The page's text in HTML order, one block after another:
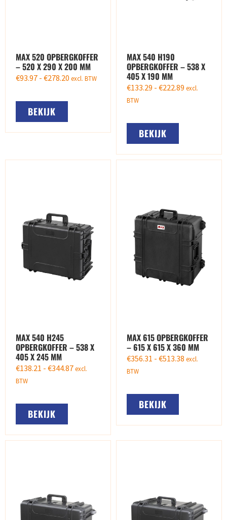
MAX 520 OPBERGKOFFER
– 520 X 290 X 200 MM
€93.97 - €278.20 excl. BTW
BEKIJK
MAX 540 H190
OPBERGKOFFER – 538 X
405 X 190 MM
€133.29 - €222.89 excl.
BTW
BEKIJK
MAX 540 H245
OPBERGKOFFER – 538 X
405 X 245 MM
€138.21 - €344.87excl.
BTW
BEKIJK
MAX 615 OPBERGKOFFER
– 615 X 615 X 360 MM
€356.31 - €513.38 excl.
BTW
BEKIJK